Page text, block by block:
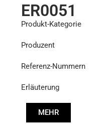
ER0051
Produkt-Kategorie
Produzent
Referenz-Nummern
Erläuterung
MEHR